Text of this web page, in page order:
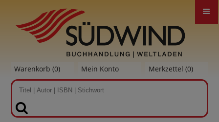
Warenkorb (0) Mein Konto Merkzettel (0)